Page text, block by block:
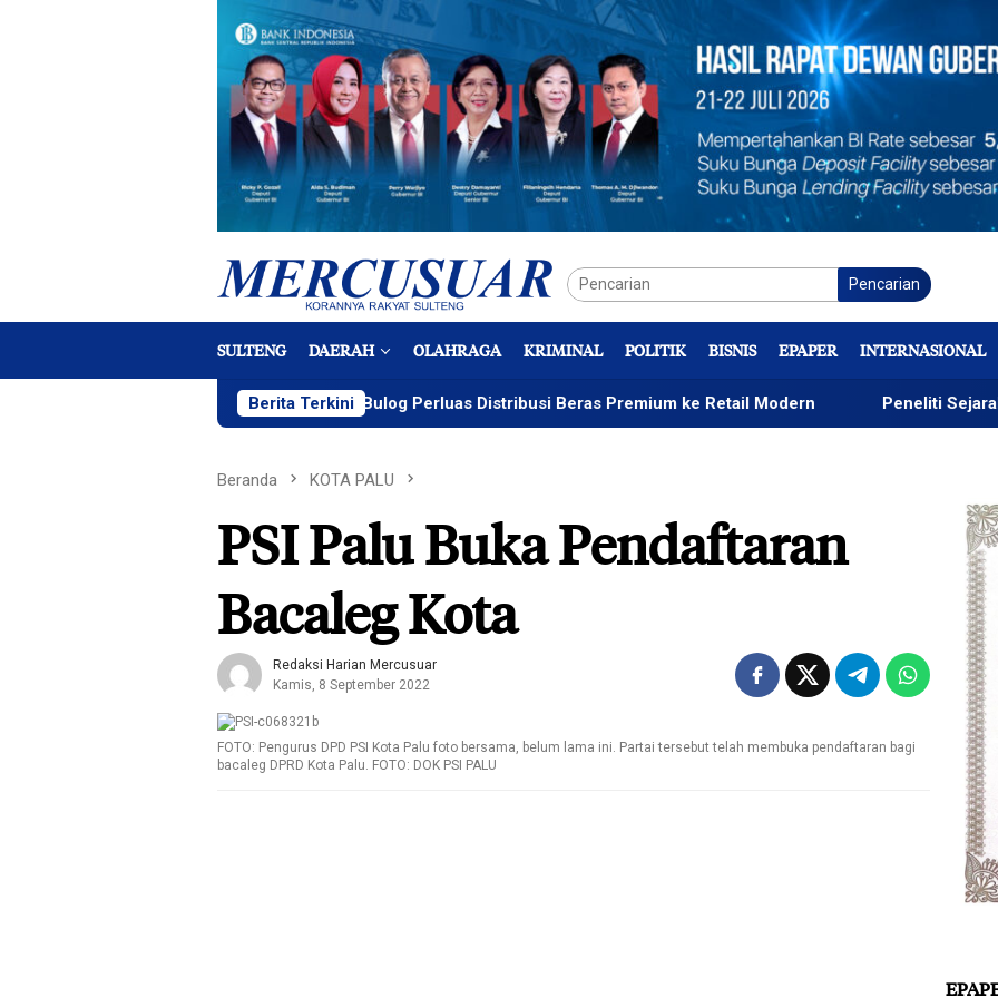
Pencarian
SULTENG DAERAH OLAHRAGA KRIMINAL POLITIK BISNIS EPAPER INTERNASIONAL
Berita Terkini
Bulog Perluas Distribusi Beras Premium ke Retail Modern Peneliti Sejarah: Penataan
Beranda KOTA PALU
PSI Palu Buka Pendaftaran
Bacaleg Kota
Redaksi Harian Mercusuar
Kamis, 8 September 2022
FOTO: Pengurus DPD PSI Kota Palu foto bersama, belum lama ini. Partai tersebut telah membuka pendaftaran bagi
bacaleg DPRD Kota Palu. FOTO: DOK PSI PALU